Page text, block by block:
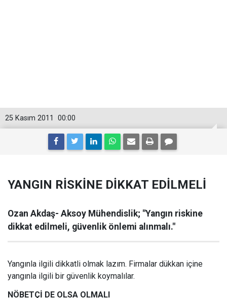
00:00
25 Kasım 2011
YANGIN RİSKİNE DİKKAT EDİLMELİ
Ozan Akdaş- Aksoy Mühendislik; "Yangın riskine
dikkat edilmeli, güvenlik önlemi alınmalı."
Yangınla ilgili dikkatli olmak lazım. Firmalar dükkan içine
yangınla ilgili bir güvenlik koymalılar.
NÖBETÇİ DE OLSA OLMALI